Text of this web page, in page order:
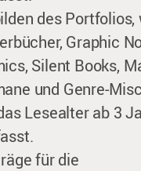
des Portfolios,
Graphic
Silent Books,
und Genre-
Lesealter ab 3
für die